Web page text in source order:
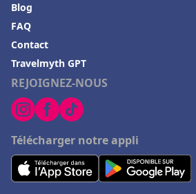
REJOIGNEZ-NOUS
Télécharger notre appli
Blog
FAQ
Contact
Travelmyth GPT